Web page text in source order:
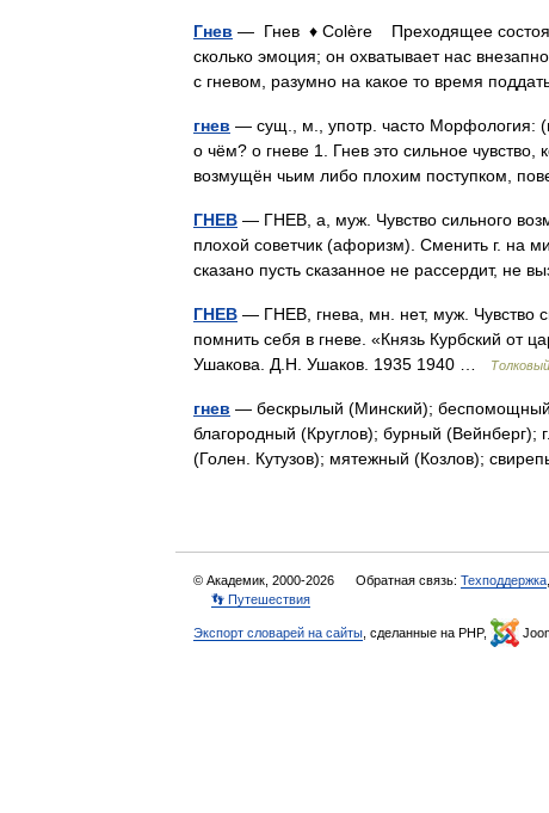
Гнев — Гнев ♦ Colère Преходящее
сколько эмоция; он охватывает нас
с гневом, разумно на какое то время
гнев — сущ., м., употр. часто Морфология:
о чём? о гневе 1. Гнев это сильное чувство,
возмущён чьим либо плохим поступком,
ГНЕВ — ГНЕВ, а, муж. Чувство сильного
плохой советчик (афоризм). Сменить г. на
сказано пусть сказанное не рассердит, не
ГНЕВ — ГНЕВ, гнева, мн. нет, муж. Чувство
помнить себя в гневе. «Князь Курбский от
Ушакова. Д.Н. Ушаков. 1935 1940 …
гнев — бескрылый (Минский); беспомощный
благородный (Круглов); бурный
(Голен. Кутузов); мятежный (Козлов);
© Академик, 2000-2026 Обратная связь: Техподдержка
👣 Путешествия
Экспорт словарей на сайты , сделанные на PHP,